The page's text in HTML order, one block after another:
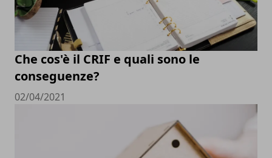
Che cos'è il CRIF e quali sono le
conseguenze?
02/04/2021